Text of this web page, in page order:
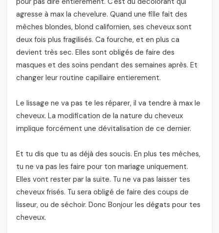
agresse à max la chevelure. Quand une fille fait des
mèches blondes, blond californien, ses cheveux sont
deux fois plus fragilisés. Ca fourche, et en plus ca
devient très sec. Elles sont obligés de faire des
masques et des soins pendant des semaines après. Et
changer leur routine capillaire entierement.
Le lissage ne va pas te les réparer, il va tendre à max le
cheveux. La modification de la nature du cheveux
implique forcément une dévitalisation de ce dernier.
Et tu dis que tu as déjà des soucis. En plus tes mèches,
tu ne va pas les faire pour ton mariage uniquement.
Elles vont rester par la suite. Tu ne va pas laisser tes
cheveux frisés. Tu sera obligé de faire des coups de
lisseur, ou de séchoir. Donc Bonjour les dégats pour tes
cheveux.